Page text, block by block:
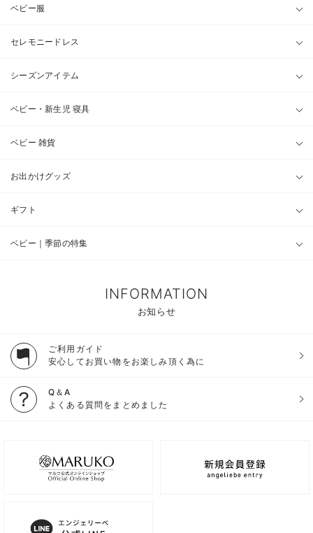
ベビー服
セレモニードレス
シーズンアイテム
ベビー・新生児 寝具
ベビー 雑貨
お出かけグッズ
ギフト
ベビー｜季節の特集
INFORMATION
お知らせ
ご利用ガイド
安心してお買い物をお楽しみ頂く為に
Q＆A
よくある質問をまとめました